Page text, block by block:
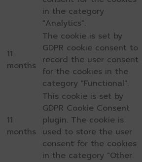
in the category
"Analytics".
11
months
The cookie is set by
GDPR cookie consent to
record the user consent
for the cookies in the
category "Functional".
11
months
This cookie is set by
GDPR Cookie Consent
plugin. The cookie is
used to store the user
consent for the cookies
in the category "Other.